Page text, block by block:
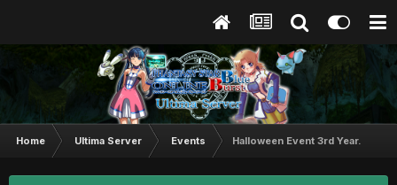
Home Ultima Server Events Halloween Event 3rd Year.